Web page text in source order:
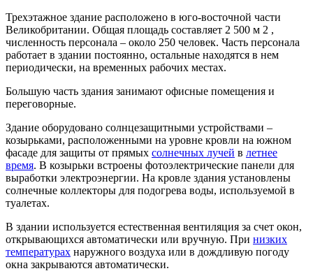
Трехэтажное здание расположено в юго-восточной части
Великобритании. Общая площадь составляет 2 500 м 2 ,
численность персонала – около 250 человек. Часть персонала
работает в здании постоянно, остальные находятся в нем
периодически, на временных рабочих местах.
Большую часть здания занимают офисные помещения и
переговорные.
Здание оборудовано солнцезащитными устройствами –
козырьками, расположенными на уровне кровли на южном
фасаде для защиты от прямых солнечных лучей в летнее
время. В козырьки встроены фотоэлектрические панели для
выработки электроэнергии. На кровле здания установлены
солнечные коллекторы для подогрева воды, используемой в
туалетах.
В здании используется естественная вентиляция за счет окон,
открывающихся автоматически или вручную. При низких
температурах наружного воздуха или в дождливую погоду
окна закрываются автоматически.